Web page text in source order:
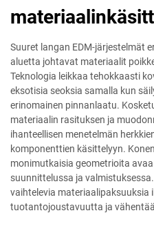
Suuret langan EDM-järjestelmät
aluetta johtavat materiaalit
Teknologia leikkaa tehokkaasti
eksotisia seoksia samalla kun
erinomainen pinnanlaatu.
materiaalin rasituksen ja
ihanteellisen menetelmän
komponenttien käsittelyyn.
monimutkaisia geometrioita
suunnittelussa ja
vaihtelevia
tuotantojoustavuutta ja